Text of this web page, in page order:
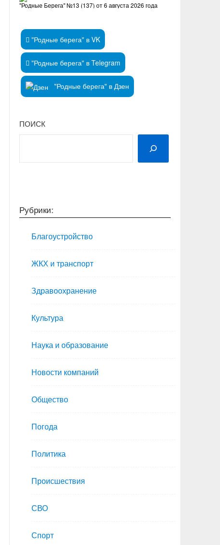
"Родные Берега" №13 (137) от 6 августа 2026 года
"Родные берега" в VK
"Родные берега" в Telegram
"Родные берега" в Дзен
ПОИСК
Рубрики:
Благоустройство
ЖКХ и транспорт
Здравоохранение
Культура
Наука и образование
Новости компаний
Общество
Погода
Политика
Происшествия
СВО
Спорт